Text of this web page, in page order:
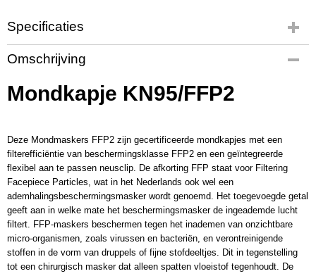
Specificaties
Productcode
OC7209
Omschrijving
Mondkapje KN95/FFP2
Deze Mondmaskers FFP2 zijn gecertificeerde mondkapjes met een
filterefficiëntie van beschermingsklasse FFP2 en een geïntegreerde
flexibel aan te passen neusclip. De afkorting FFP staat voor Filtering
Facepiece Particles, wat in het Nederlands ook wel een
ademhalingsbeschermingsmasker wordt genoemd. Het toegevoegde getal
geeft aan in welke mate het beschermingsmasker de ingeademde lucht
filtert. FFP-maskers beschermen tegen het inademen van onzichtbare
micro-organismen, zoals virussen en bacteriën, en verontreinigende
stoffen in de vorm van druppels of fijne stofdeeltjes. Dit in tegenstelling
tot een chirurgisch masker dat alleen spatten vloeistof tegenhoudt. De